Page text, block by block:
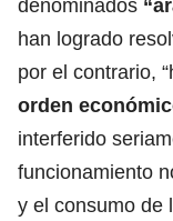
denominados
han logrado
por el contrario,
orden
interferido
funcionamiento
y el consumo de